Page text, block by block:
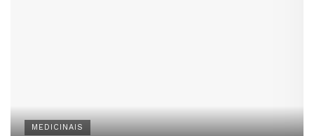
MEDICINAIS